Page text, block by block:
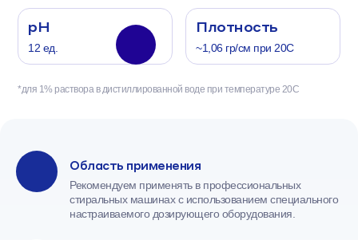
pH
12 ед.
Плотность
~1,06 гр/см при 20С
*для 1% раствора в дистиллированной воде при температуре 20С
Область применения
Рекомендуем применять в профессиональных
стиральных машинах с использованием специального
настраиваемого дозирующего оборудования.